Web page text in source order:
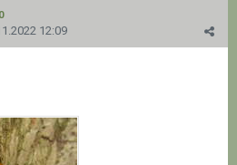
12:09